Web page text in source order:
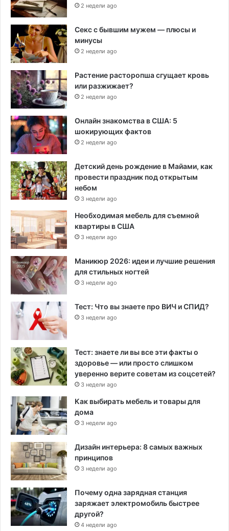
2 недели ago
Секс с бывшим мужем — плюсы и
минусы
2 недели ago
Растение расторопша сгущает кровь
или разжижает?
2 недели ago
Онлайн знакомства в США: 5
шокирующих фактов
2 недели ago
Детский день рождение в Майами, как
провести праздник под открытым
небом
3 недели ago
Необходимая мебель для съемной
квартиры в США
3 недели ago
Маникюр 2026: идеи и лучшие решения
для стильных ногтей
3 недели ago
Тест: Что вы знаете про ВИЧ и СПИД?
3 недели ago
Тест: знаете ли вы все эти факты о
здоровье — или просто слишком
уверенно верите советам из соцсетей?
3 недели ago
Как выбирать мебель и товары для
дома
3 недели ago
Дизайн интерьера: 8 самых важных
принципов
3 недели ago
Почему одна зарядная станция
заряжает электромобиль быстрее
другой?
4 недели ago